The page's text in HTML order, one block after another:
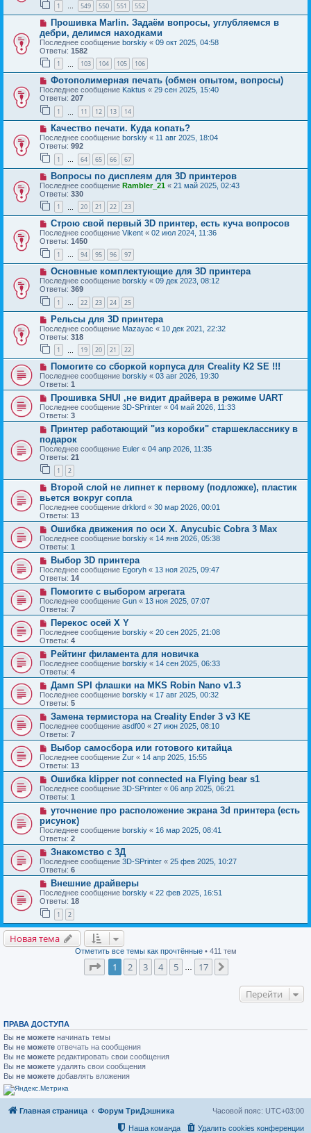
1 … 549 550 551 552
Прошивка Marlin. Задаём вопросы, углубляемся в
дебри, делимся находками
Последнее сообщение borskiy « 09 окт 2025, 04:58
Ответы: 1582
1 103 104 105 106
Фотополимерная печать (обмен опытом, вопросы)
Последнее сообщение Kaktus « 29 сен 2025, 15:40
Ответы: 207
1 11 12 13 14
Качество печати. Куда копать?
Последнее сообщение borskiy « 11 авг 2025, 18:04
Ответы: 992
1 … 64 65 66 67
Вопросы по дисплеям для 3D принтеров
Последнее сообщение Rambler_21 « 21 май 2025, 02:43
Ответы: 330
1 20 21 22 23
Строю свой первый 3D принтер, есть куча вопросов
Последнее сообщение Vikent « 02 июл 2024, 11:36
Ответы: 1450
1 … 94 95 96 97
Основные комплектующие для 3D принтера
Последнее сообщение borskiy « 09 дек 2023, 08:12
Ответы: 369
1 … 22 23 24 25
Рельсы для 3D принтера
Последнее сообщение Mazayac « 10 дек 2021, 22:32
Ответы: 318
1 19 20 21 22
Помогите со сборкой корпуса для Creality K2 SE !!!
Последнее сообщение borskiy « 03 авг 2026, 19:30
Ответы: 1
Прошивка SHUI ,не видит драйвера в режиме UART
Последнее сообщение 3D-SPrinter « 04 май 2026, 11:33
Ответы: 3
Принтер работающий "из коробки" старшекласснику в
подарок
Последнее сообщение Euler « 04 апр 2026, 11:35
Ответы: 21
1 2
Второй слой не липнет к первому (подложке), пластик
вьется вокруг сопла
Последнее сообщение drklord « 30 мар 2026, 00:01
Ответы: 13
Ошибка движения по оси Х. Anycubic Cobra 3 Max
Последнее сообщение borskiy « 14 янв 2026, 05:38
Ответы: 1
Выбор 3D принтера
Последнее сообщение Egoryh « 13 ноя 2025, 09:47
Ответы: 14
Помогите с выбором агрегата
Последнее сообщение Gun « 13 ноя 2025, 07:07
Ответы: 7
Перекос осей X Y
Последнее сообщение borskiy « 20 сен 2025, 21:08
Ответы: 4
Рейтинг филамента для новичка
Последнее сообщение borskiy « 14 сен 2025, 06:33
Ответы: 4
Дамп SPI флашки на MKS Robin Nano v1.3
Последнее сообщение borskiy « 17 авг 2025, 00:32
Ответы: 5
Замена термистора на Creality Ender 3 v3 KE
Последнее сообщение asdf00 « 27 июн 2025, 08:10
Ответы: 7
Выбор самосбора или готового китайца
Последнее сообщение Zur « 14 апр 2025, 15:55
Ответы: 13
Ошибка klipper not connected на Flying bear s1
Последнее сообщение 3D-SPrinter « 06 апр 2025, 06:21
Ответы: 1
уточнение про расположение экрана 3d принтера (есть
рисунок)
Последнее сообщение borskiy « 16 мар 2025, 08:41
Ответы: 2
Знакомство с 3Д
Последнее сообщение 3D-SPrinter « 25 фев 2025, 10:27
Ответы: 6
Внешние драйверы
Последнее сообщение borskiy « 22 фев 2025, 16:51
Ответы: 18
1 2
Новая тема
Отметить все темы как прочтённые• 411 тем
Страница1 из
1 2 3 4 5 17
Перейти
ПРАВА ДОСТУПА
Вы не можете начинать темы
Вы не можете отвечать на сообщения
Вы не можете редактировать свои сообщения
Вы не можете удалять свои сообщения
Вы не можете добавлять вложения
Главная страница Форум ТриДэшника Часовой пояс: UTC+03:00
Удалить cookies конференции
Наша команда